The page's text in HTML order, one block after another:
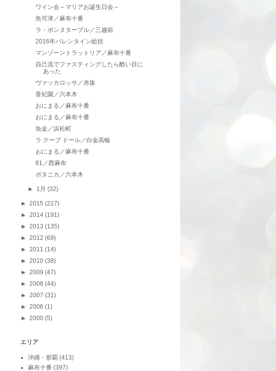
ワイン会～マリアお誕生日会～
魚可津／麻布十番
ラ・ボンヌターブル／三越前
2016年バレンタイン総括
マンゾーントラットリア／麻布十番
自己流でファスティングしたら酷い目に
あった
ヴァッカロッサ／赤坂
香妃園／六本木
おにまる／麻布十番
おにまる／麻布十番
魚金／浜松町
ラ クープ ドール／白金高輪
おにまる／麻布十番
81／西麻布
ボタニカ／六本木
► 1月(32)
► 2015 (227)
► 2014 (191)
► 2013 (135)
► 2012 (69)
► 2011 (14)
► 2010 (38)
► 2009 (47)
► 2008 (44)
► 2007 (31)
► 2006 (1)
► 2000 (5)
エリア
沖縄・那覇 (413)
麻布十番 (397)